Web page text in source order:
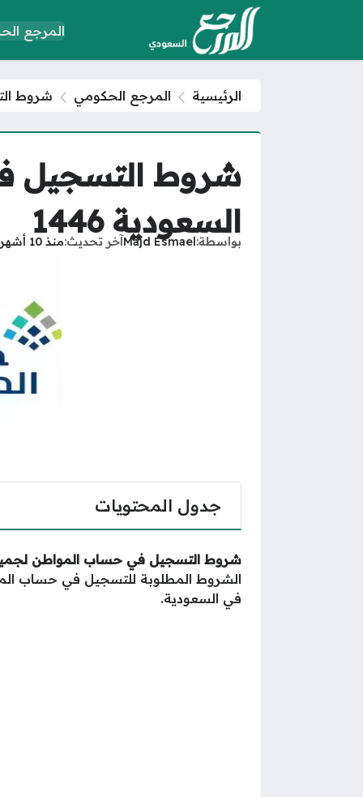
المرجع
الرئيسية المرجع الحكومي شروط
شروط التسجيل
السعودية 1446
بواسطة Majd Esmaelآخر تحديث منذ 10 أشهر
جدول المحتويات
شروط التسجيل في حساب المواطن لجميع
الشروط المطلوبة للتسجيل في حساب
في السعودية.